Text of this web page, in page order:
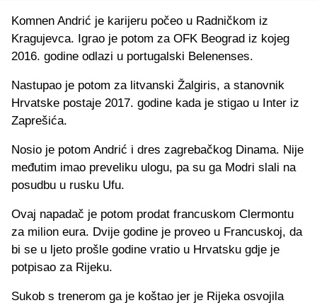
Komnen Andrić je karijeru počeo u Radničkom iz
Kragujevca. Igrao je potom za OFK Beograd iz kojeg
2016. godine odlazi u portugalski Belenenses.
Nastupao je potom za litvanski Žalgiris, a stanovnik
Hrvatske postaje 2017. godine kada je stigao u Inter iz
Zaprešića.
Nosio je potom Andrić i dres zagrebačkog Dinama. Nije
međutim imao preveliku ulogu, pa su ga Modri slali na
posudbu u rusku Ufu.
Ovaj napadač je potom prodat francuskom Clermontu
za milion eura. Dvije godine je proveo u Francuskoj, da
bi se u ljeto prošle godine vratio u Hrvatsku gdje je
potpisao za Rijeku.
Sukob s trenerom ga je koštao jer je Rijeka osvojila